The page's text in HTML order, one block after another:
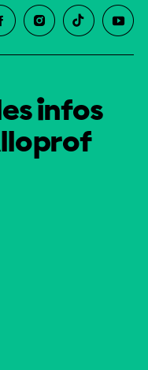
infos